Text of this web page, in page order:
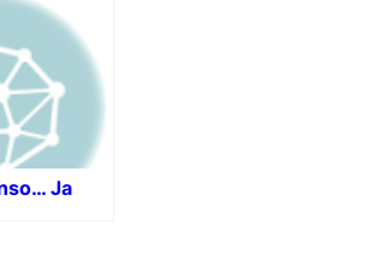
Ja